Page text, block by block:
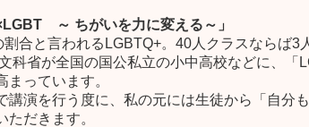
～ ちがいを力に変える～」
割合と言われるLGBTQ+。40人クラスならば3
科省が全国の国公私立の小中高校などに、「
まっています。
講演を行う度に、私の元には生徒から「自分
ただきます。